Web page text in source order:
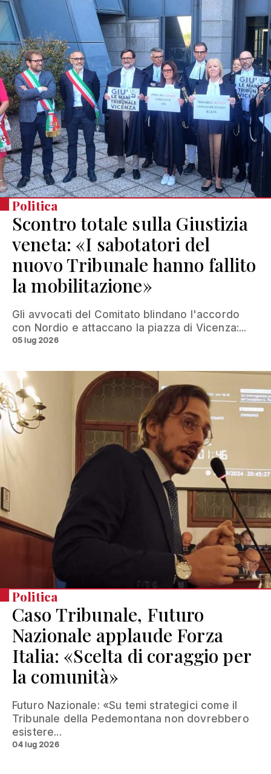
Politica
Scontro totale sulla Giustizia
veneta: «I sabotatori del
nuovo Tribunale hanno fallito
la mobilitazione»
Gli avvocati del Comitato blindano l'accordo
con Nordio e attaccano la piazza di Vicenza:...
05 lug 2026
Politica
Caso Tribunale, Futuro
Nazionale applaude Forza
Italia: «Scelta di coraggio per
la comunità»
Futuro Nazionale: «Su temi strategici come il
Tribunale della Pedemontana non dovrebbero
esistere...
04 lug 2026